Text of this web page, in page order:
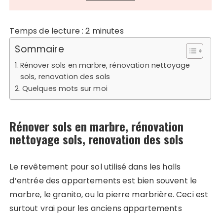
Temps de lecture :2 minutes
Sommaire
Rénover sols en marbre, rénovation nettoyage
sols, renovation des sols
Quelques mots sur moi
Rénover sols en marbre, rénovation
nettoyage sols, renovation des sols
Le revêtement pour sol utilisé dans les halls
d’entrée des appartements est bien souvent le
marbre, le granito, ou la pierre marbrière. Ceci est
surtout vrai pour les anciens appartements